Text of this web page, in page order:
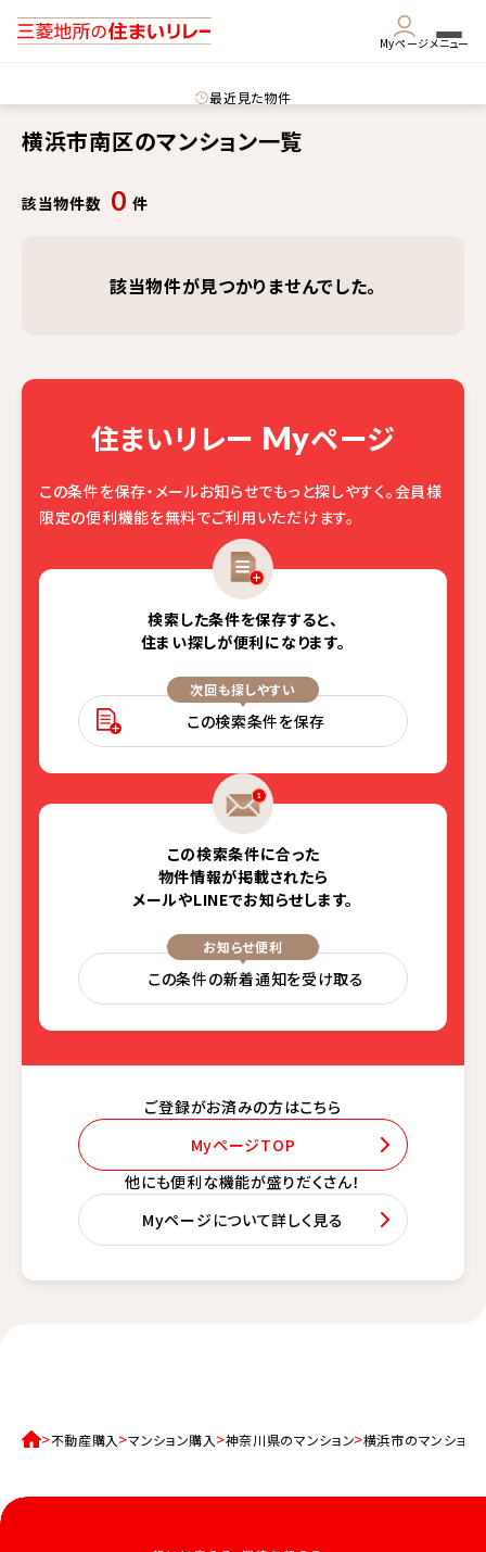
Myページメニュー
最近見た物件
横浜市南区のマンション一覧
該当物件数 0 件
該当物件が見つかりませんでした。
住まいリレー Myページ
この条件を保存・メールお知らせでもっと探しやすく。会員様
限定の便利機能を無料でご利用いただけます。
検索した条件を保存すると、
住まい探しが便利になります。
次回も探しやすい
この検索条件を保存
この検索条件に合った
物件情報が掲載されたら
メールやLINEでお知らせします。
お知らせ便利
この条件の新着通知を受け取る
他にも便利な機能が盛りだくさん！
Myページについて詳しく見る
ご登録がお済みの方はこちら
MyページTOP
不動産購入 マンション購入 神奈川県のマンション 横浜市のマンション